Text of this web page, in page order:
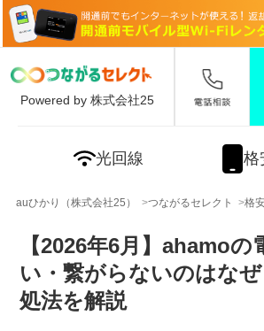
Powered by 株式会社25
光回線 格
auひかり（株式会社25） つながるセレクト 格
【2026年6月】ahamoの
い・繋がらないのはな
処法を解説